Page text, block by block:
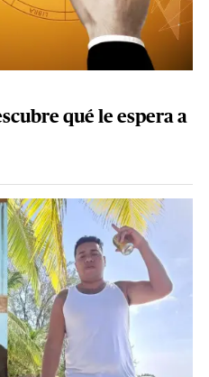
qué le espera a